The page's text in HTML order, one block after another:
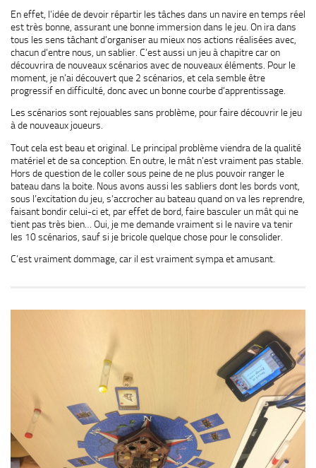
En effet, l’idée de devoir répartir les tâches dans un navire en temps réel
est très bonne, assurant une bonne immersion dans le jeu. On ira dans
tous les sens tâchant d’organiser au mieux nos actions réalisées avec,
chacun d’entre nous, un sablier. C’est aussi un jeu à chapitre car on
découvrira de nouveaux scénarios avec de nouveaux éléments. Pour le
moment, je n’ai découvert que 2 scénarios, et cela semble être
progressif en difficulté, donc avec un bonne courbe d’apprentissage.
Les scénarios sont rejouables sans problème, pour faire découvrir le jeu
à de nouveaux joueurs.
Tout cela est beau et original. Le principal problème viendra de la qualité
matériel et de sa conception. En outre, le mât n’est vraiment pas stable.
Hors de question de le coller sous peine de ne plus pouvoir ranger le
bateau dans la boite. Nous avons aussi les sabliers dont les bords vont,
sous l’excitation du jeu, s’accrocher au bateau quand on va les reprendre,
faisant bondir celui-ci et, par effet de bord, faire basculer un mât qui ne
tient pas très bien… Oui, je me demande vraiment si le navire va tenir
les 10 scénarios, sauf si je bricole quelque chose pour le consolider.
C’est vraiment dommage, car il est vraiment sympa et amusant.